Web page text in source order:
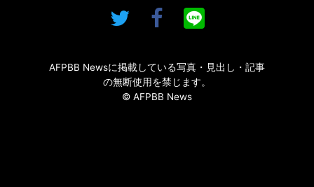
AFPBB Newsに掲載している写真・見出し・記事
の無断使用を禁じます。
© AFPBB News